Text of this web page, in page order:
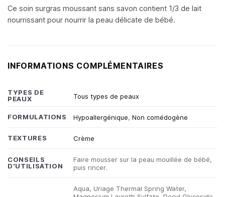
Ce soin surgras moussant sans savon contient 1/3 de lait
nourrissant pour nourrir la peau délicate de bébé.
INFORMATIONS COMPLÉMENTAIRES
TYPES DE
PEAUX
Tous types de peaux
FORMULATIONS Hypoallergénique,Non comédogène
TEXTURES Crème
CONSEILS
D'UTILISATION
Faire mousser sur la peau mouillée de bébé,
puis rincer.
Aqua, Uriage Thermal Spring Water,